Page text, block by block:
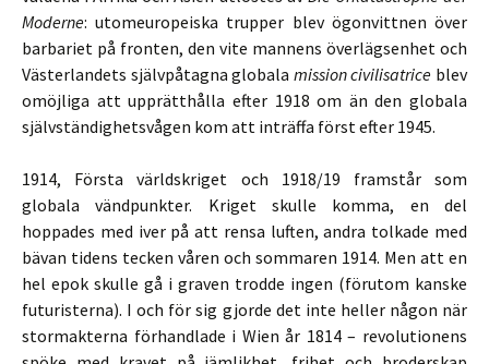
Moderne: utomeuropeiska trupper blev ögonvittnen över
barbariet på fronten, den vite mannens överlägsenhet och
Västerlandets självpåtagna globala mission civilisatrice blev
omöjliga att upprätthålla efter 1918 om än den globala
självständighetsvågen kom att inträffa först efter 1945.
1914, Första världskriget och 1918/19 framstår som
globala vändpunkter. Kriget skulle komma, en del
hoppades med iver på att rensa luften, andra tolkade med
bävan tidens tecken våren och sommaren 1914. Men att en
hel epok skulle gå i graven trodde ingen (förutom kanske
futuristerna). I och för sig gjorde det inte heller någon när
stormakterna förhandlade i Wien år 1814 – revolutionens